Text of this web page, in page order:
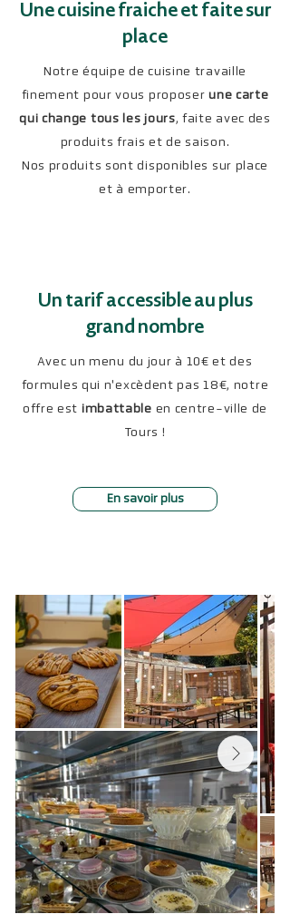
Une cuisine fraiche et faite sur
place
Notre équipe de cuisine travaille
finement pour vous proposerune carte
qui change tous les jours, faite avec des
produits frais et de saison.
Nos produits sont disponibles sur place
et à emporter.
Un tarif accessible au plus
grand nombre
Avec un menu du jour à 10€ et des
formules qui n'excèdent pas 18€, notre
offre est imbattable en centre-ville de
Tours !
En savoir plus